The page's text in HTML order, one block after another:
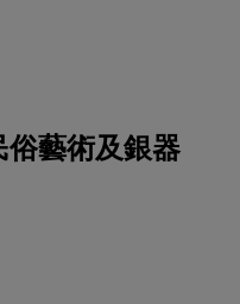
俗藝術及銀器